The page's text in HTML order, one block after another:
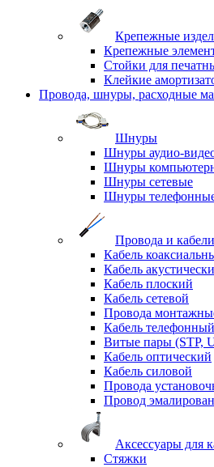
Крепежные
Крепежные
Стойки для
Клейкие
Провода, шнуры, расходные
Шнуры
Шнуры аудио-
Шнуры
Шнуры сетевые
Шнуры
Провода и кабели
Кабель
Кабель
Кабель плоский
Кабель сетевой
Провода
Кабель телефонный
Витые пары (STP,
Кабель оптический
Кабель силовой
Провода
Провод
Аксессуары для
Стяжки